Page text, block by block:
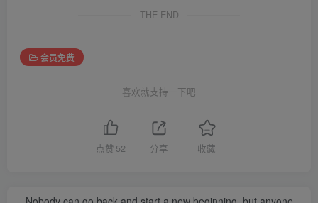
THE END
会员免费
喜欢就支持一下吧
点赞 52 分享 收藏